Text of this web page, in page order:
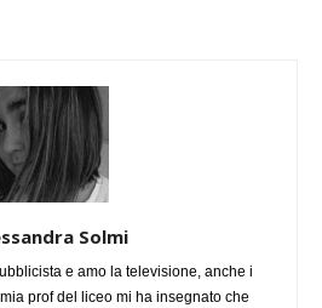
Solmi
e amo la televisione, anche i
prof del liceo mi ha insegnato che